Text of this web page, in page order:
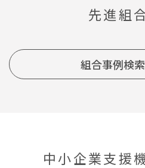
先進組
組合事例検
中小企業支援